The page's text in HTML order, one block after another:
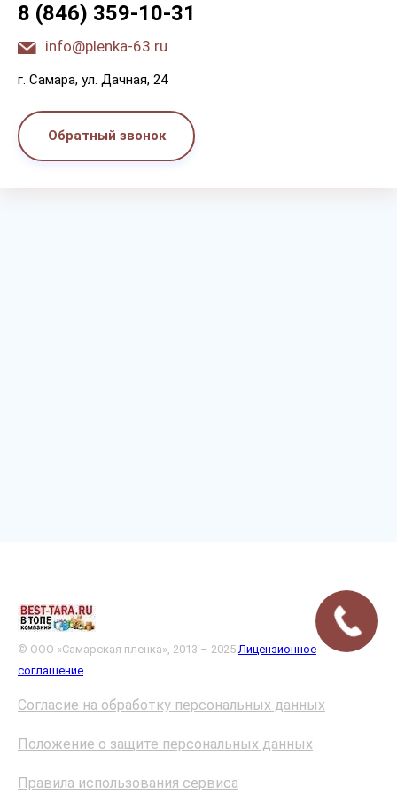
8 (846) 359-10-31
info@plenka-63.ru
г. Самара, ул. Дачная, 24
Обратный звонок
© ООО «Самарская пленка», 2013 – 2025 Лицензионное
соглашение
Согласие на обработку персональных данных
Положение о защите персональных данных
Правила использования сервиса